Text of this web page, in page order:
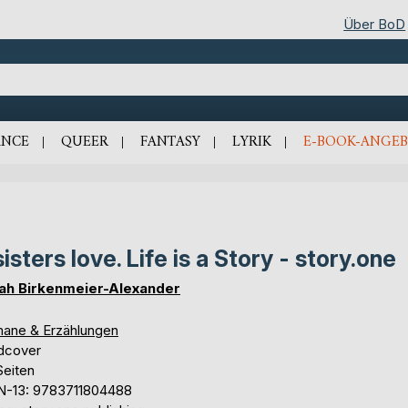
Über BoD
QUEER FANTASY LYRIK E-BOOK-
love. Life is a Story - story.one
Birkenmeier-Alexander
& Erzählungen
13: 9783711804488